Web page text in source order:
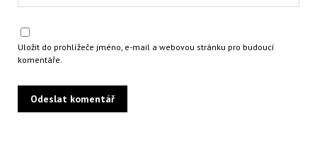
Uložit do prohlížeče jméno, e-mail a webovou stránku pro budoucí
komentáře.